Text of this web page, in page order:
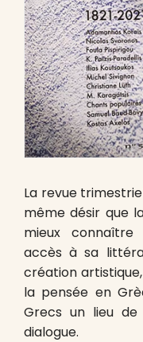
La revue
même désir que
mieux
accès à sa
création
la pensée en
Grecs un lieu de
dialogue.